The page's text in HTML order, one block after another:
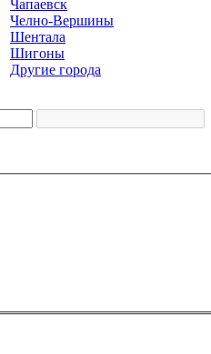
Чапаевск
Челно-Вершины
Шентала
Шигоны
Другие города